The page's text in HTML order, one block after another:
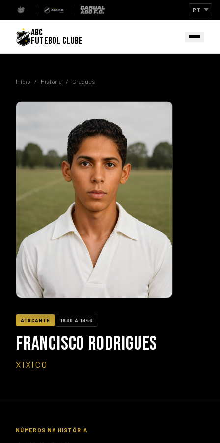
ABC
FUTEBOL CLUBE
Início / História / Craques
ATACANTE 1930 A 1943
FRANCISCO RODRIGUES
XIXICO
NÚMEROS NA HISTÓRIA